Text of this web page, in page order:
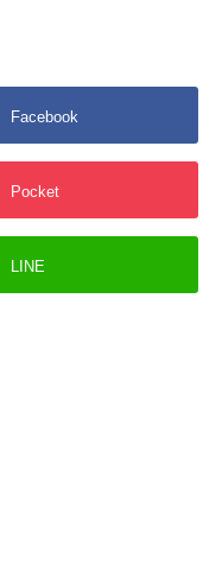
Facebook
Pocket
LINE